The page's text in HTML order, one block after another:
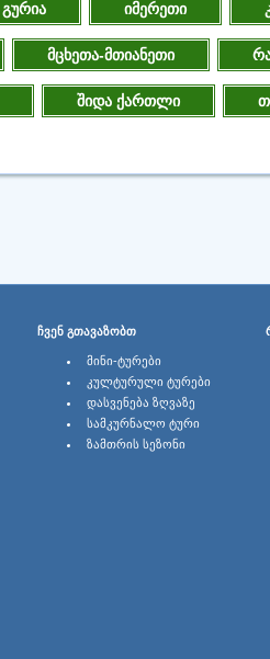
გურია იმერეთი
მცხეთა-მთიანეთი
შიდა ქართლი
ᲩᲕᲔᲜ ᲒᲗᲐᲕᲐᲖᲝᲑᲗ
ᲛᲘᲜᲘ-ᲢᲣᲠᲔᲑᲘ
ᲙᲣᲚᲢᲣᲠᲣᲚᲘ ᲢᲣᲠᲔᲑᲘ
ᲓᲐᲡᲕᲔᲜᲔᲑᲐ ᲖᲦᲕᲐᲖᲔ
ᲡᲐᲛᲙᲣᲠᲜᲐᲚᲝ ᲢᲣᲠᲘ
ᲖᲐᲛᲗᲠᲘᲡ ᲡᲔᲖᲝᲜᲘ